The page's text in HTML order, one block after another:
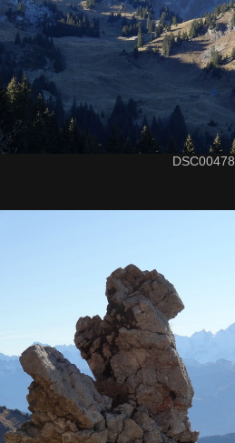
DSC00478